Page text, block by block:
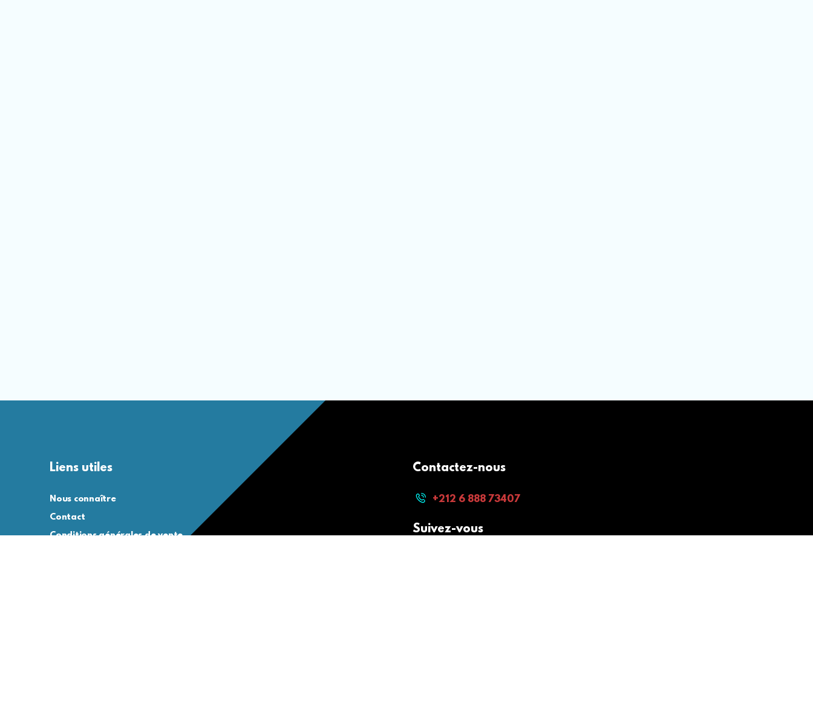
Liens utiles
Nous connaître
Contact
Conditions générales de vente
Contactez-nous
+212 6 888 73407
Suivez-vous